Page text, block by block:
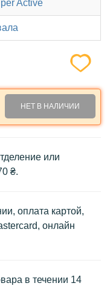
Active
НЕТ В НАЛИЧИИ
или
₴.
оплата картой,
онлайн
в течении 14